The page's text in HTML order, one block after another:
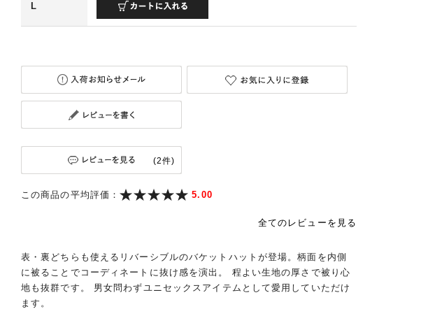
L
(2件)
この商品の平均評価： 5.00
全てのレビューを見る
表・裏どちらも使えるリバーシブルのバケットハットが登場。柄面を内側
に被ることでコーディネートに抜け感を演出。 程よい生地の厚さで被り心
地も抜群です。 男女問わずユニセックスアイテムとして愛用していただけ
ます。